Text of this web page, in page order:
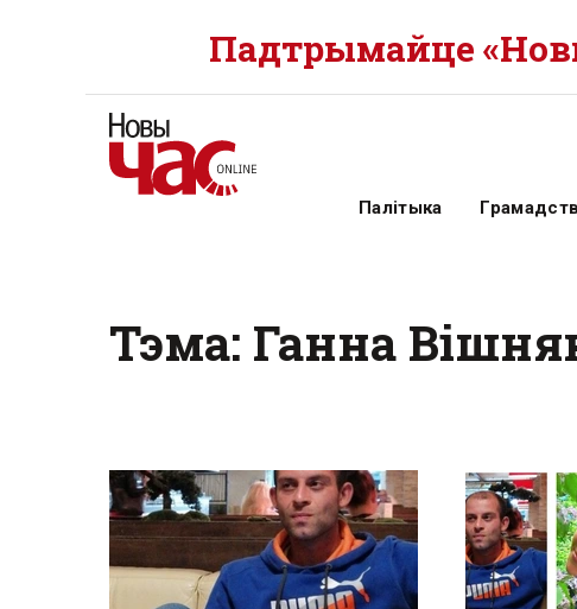
Падтрымайце
Палітыка
Тэма: Ганна